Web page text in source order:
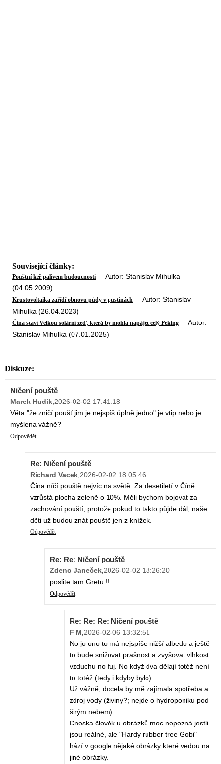
Související články:
Pouštní keř palivem budoucnosti Autor: Stanislav Mihulka
(04.05.2009)
Krustovoltaika zařídí obnovu půdy v pustinách
Autor: Stanislav
Mihulka (26.04.2023)
Čína staví Velkou solární zeď, která by mohla napájet celý Peking Autor:
Stanislav Mihulka (07.01.2025)
Diskuze:
Ničení pouště
Marek Hudik 2026-02-02 17:41:18
Věta "že zničí poušť jim je nejspíš úplně jedno" je vtip nebo je
myšlena vážně?
Odpovědět
Re: Ničení pouště
Richard Vacek 2026-02-02 18:05:46
Čína níčí pouště nejvíc na světě. Za desetiletí v Číně
vzrůstá plocha zeleně o 10%. Měli bychom bojovat za
zachování pouští, protože pokud to takto půjde dál, naše
děti už budou znát pouště jen z knížek.
Odpovědět
Re: Re: Ničení pouště
Zdeno Janeček 2026-02-02 18:26:20
poslite tam Gretu !!
Odpovědět
Re: Re: Re: Ničení pouště
F M 2026-02-06 13:32:51
No jo ono to má nejspíše nižší albedo a ještě
to bude snižovat prašnost a zvyšovat vlhkost
vzduchu no fuj. No když dva dělají totéž není
to totéž (tedy i kdyby bylo).
Už vážně, docela by mě zajímala spotřeba a
zdroj vody (živiny?; nejde o hydroponiku pod
širým nebem).
Dneska člověk u obrázků moc nepozná jestli
jsou reálné, ale "Hardy rubber tree Gobi"
hází v google nějaké obrázky které vedou na
jiné obrázky.